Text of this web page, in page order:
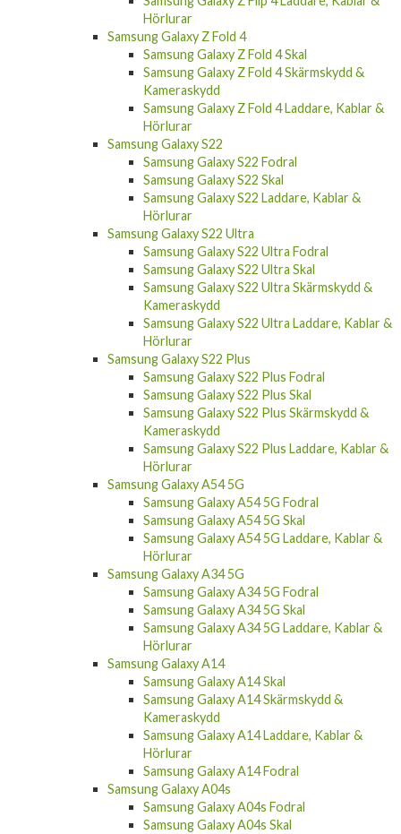
Hörlurar
Samsung Galaxy Z Fold 4
Samsung Galaxy Z Fold 4 Skal
Samsung Galaxy Z Fold 4 Skärmskydd &
Kameraskydd
Samsung Galaxy Z Fold 4 Laddare, Kablar &
Hörlurar
Samsung Galaxy S22
Samsung Galaxy S22 Fodral
Samsung Galaxy S22 Skal
Samsung Galaxy S22 Laddare, Kablar &
Hörlurar
Samsung Galaxy S22 Ultra
Samsung Galaxy S22 Ultra Fodral
Samsung Galaxy S22 Ultra Skal
Samsung Galaxy S22 Ultra Skärmskydd &
Kameraskydd
Samsung Galaxy S22 Ultra Laddare, Kablar &
Hörlurar
Samsung Galaxy S22 Plus
Samsung Galaxy S22 Plus Fodral
Samsung Galaxy S22 Plus Skal
Samsung Galaxy S22 Plus Skärmskydd &
Kameraskydd
Samsung Galaxy S22 Plus Laddare, Kablar &
Hörlurar
Samsung Galaxy A54 5G
Samsung Galaxy A54 5G Fodral
Samsung Galaxy A54 5G Skal
Samsung Galaxy A54 5G Laddare, Kablar &
Hörlurar
Samsung Galaxy A34 5G
Samsung Galaxy A34 5G Fodral
Samsung Galaxy A34 5G Skal
Samsung Galaxy A34 5G Laddare, Kablar &
Hörlurar
Samsung Galaxy A14
Samsung Galaxy A14 Skal
Samsung Galaxy A14 Skärmskydd &
Kameraskydd
Samsung Galaxy A14 Laddare, Kablar &
Hörlurar
Samsung Galaxy A14 Fodral
Samsung Galaxy A04s
Samsung Galaxy A04s Fodral
Samsung Galaxy A04s Skal